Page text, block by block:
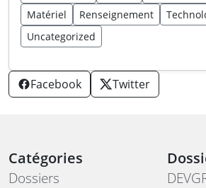
Matériel
Renseignement
Uncategorized
Facebook Twitter
Catégories
Dossiers